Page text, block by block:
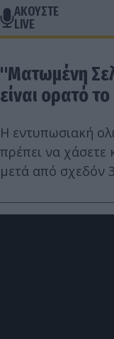
ΑΚΟΥΣΤΕ
LIVE
"Ματωμένη
είναι ορατό
Η εντυπωσιακή
πρέπει να χάσετε
μετά από σχεδόν